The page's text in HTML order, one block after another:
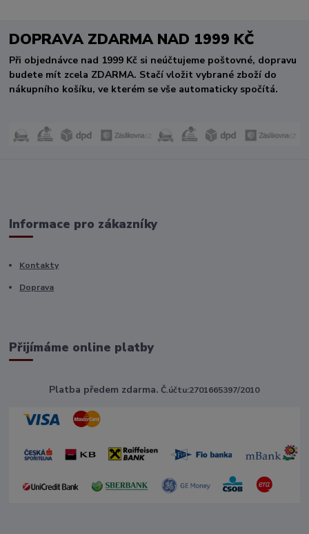
DOPRAVA ZDARMA NAD 1999 KČ
Při objednávce nad 1999 Kč si neúčtujeme poštovné, dopravu
budete mít zcela ZDARMA. Stačí vložit vybrané zboží do
nákupního košíku, ve kterém se vše automaticky spočítá.
Informace pro zákazníky
Kontakty
Doprava
Přijímáme online platby
Platba předem zdarma. Č.účtu:2701665397/2010